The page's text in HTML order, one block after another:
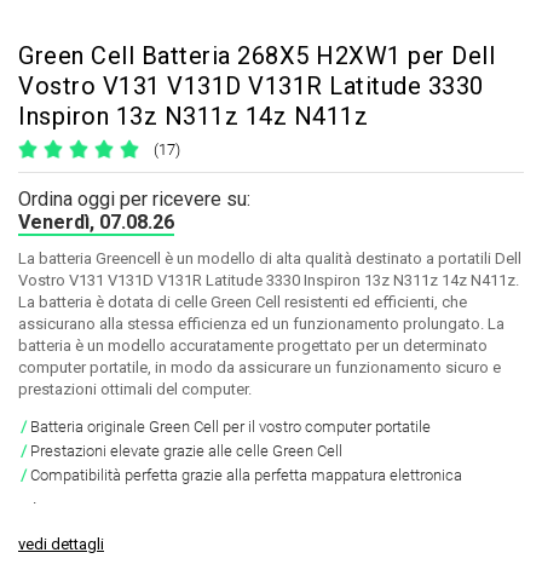
Green Cell Batteria 268X5 H2XW1 per Dell
Vostro V131 V131D V131R Latitude 3330
Inspiron 13z N311z 14z N411z
(17)
Ordina oggi per ricevere su:
Venerdì, 07.08.26
La batteria Greencell è un modello di alta qualità destinato a portatili Dell
Vostro V131 V131D V131R Latitude 3330 Inspiron 13z N311z 14z N411z.
La batteria è dotata di celle Green Cell resistenti ed efficienti, che
assicurano alla stessa efficienza ed un funzionamento prolungato. La
batteria è un modello accuratamente progettato per un determinato
computer portatile, in modo da assicurare un funzionamento sicuro e
prestazioni ottimali del computer.
Batteria originale Green Cell per il vostro computer portatile
Prestazioni elevate grazie alle celle Green Cell
Compatibilità perfetta grazie alla perfetta mappatura elettronica
.
vedi dettagli